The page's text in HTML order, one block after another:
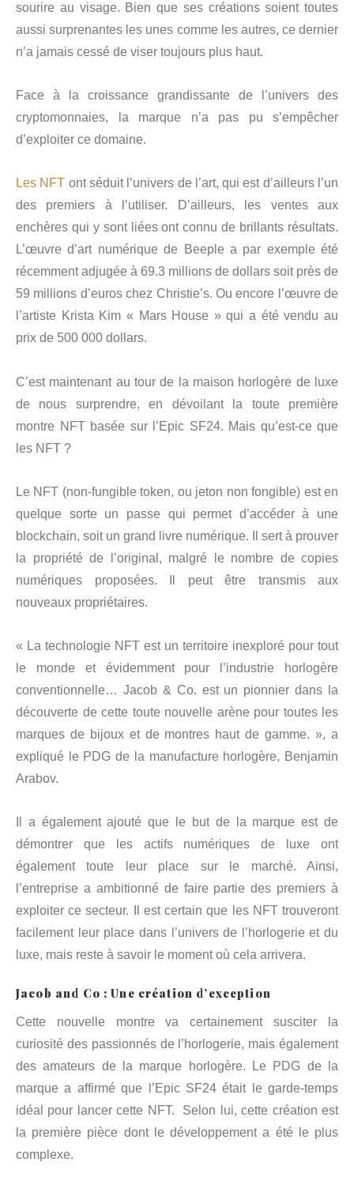
sourire au visage. Bien que ses créations soient toutes
aussi surprenantes les unes comme les autres, ce dernier
n’a jamais cessé de viser toujours plus haut.
Face à la croissance grandissante de l’univers des
cryptomonnaies, la marque n’a pas pu s’empêcher
d’exploiter ce domaine.
Les NFT ont séduit l’univers de l’art, qui est d’ailleurs l’un
des premiers à l’utiliser. D’ailleurs, les ventes aux
enchères qui y sont liées ont connu de brillants résultats.
L’œuvre d’art numérique de Beeple a par exemple été
récemment adjugée à 69.3 millions de dollars soit près de
59 millions d’euros chez Christie’s. Ou encore l’œuvre de
l’artiste Krista Kim « Mars House » qui a été vendu au
prix de 500 000 dollars.
C’est maintenant au tour de la maison horlogère de luxe
de nous surprendre, en dévoilant la toute première
montre NFT basée sur l’Epic SF24. Mais qu’est-ce que
les NFT ?
Le NFT (non-fungible token, ou jeton non fongible) est en
quelque sorte un passe qui permet d’accéder à une
blockchain, soit un grand livre numérique. Il sert à prouver
la propriété de l’original, malgré le nombre de copies
numériques proposées. Il peut être transmis aux
nouveaux propriétaires.
« La technologie NFT est un territoire inexploré pour tout
le monde et évidemment pour l’industrie horlogère
conventionnelle… Jacob & Co. est un pionnier dans la
découverte de cette toute nouvelle arène pour toutes les
marques de bijoux et de montres haut de gamme. », a
expliqué le PDG de la manufacture horlogère, Benjamin
Arabov.
Il a également ajouté que le but de la marque est de
démontrer que les actifs numériques de luxe ont
également toute leur place sur le marché. Ainsi,
l’entreprise a ambitionné de faire partie des premiers à
exploiter ce secteur. Il est certain que les NFT trouveront
facilement leur place dans l’univers de l’horlogerie et du
luxe, mais reste à savoir le moment où cela arrivera.
Jacob and Co : Une création d’exception
Cette nouvelle montre va certainement susciter la
curiosité des passionnés de l’horlogerie, mais également
des amateurs de la marque horlogère. Le PDG de la
marque a affirmé que l’Epic SF24 était le garde-temps
idéal pour lancer cette NFT. Selon lui, cette création est
la première pièce dont le développement a été le plus
complexe.